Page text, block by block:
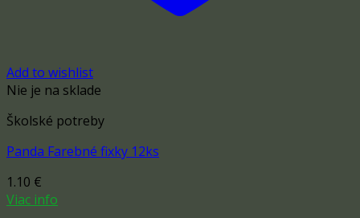
Add to wishlist
Nie je na sklade
Školské potreby
Panda Farebné fixky 12ks
1.10 €
Viac info